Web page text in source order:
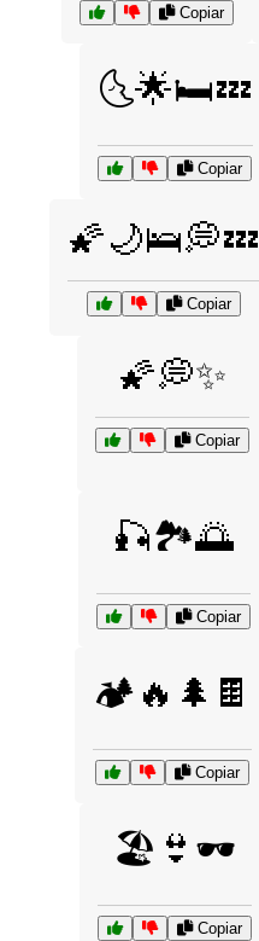
Copiar
🌜🌟🛏️💤
Copiar
🌠🌙🛌💭💤
Copiar
🌠💭✨
Copiar
🎣🏞️🌅
Copiar
🏕️🔥🌲🍫
Copiar
🏖️👙🕶️
Copiar